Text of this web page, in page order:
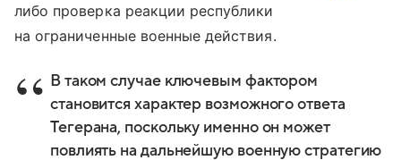
либо проверка реакции республики
на ограниченные военные действия.
В таком случае ключевым фактором
становится характер возможного ответа
Тегерана, поскольку именно он может
повлиять на дальнейшую военную стратегию